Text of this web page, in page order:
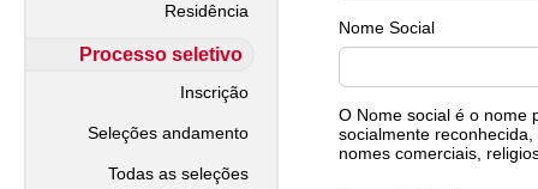
Residência
Processo seletivo
Inscrição
Seleções andamento
Todas as seleções
Nome Social
O Nome social é o nome
socialmente
nomes comerciais,